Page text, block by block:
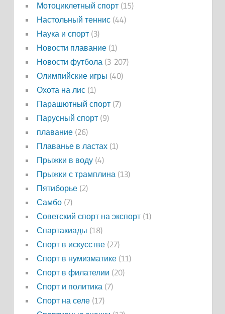
Мотоциклетный спорт(15)
Настольный теннис(44)
Наука и спорт(3)
Новости плавание(1)
Новости футбола (3 207)
Олимпийские игры (40)
Охота на лис(1)
Парашютный спорт(7)
Парусный спорт(9)
плавание(26)
Плаванье в ластах(1)
Прыжки в воду(4)
Прыжки с трамплина (13)
Пятиборье(2)
Самбо(7)
Советский спорт на экспорт(1)
Спартакиады (18)
Спорт в искусстве(27)
Спорт в нумизматике(11)
Спорт в филателии (20)
Спорт и политика (7)
Спорт на селе(17)